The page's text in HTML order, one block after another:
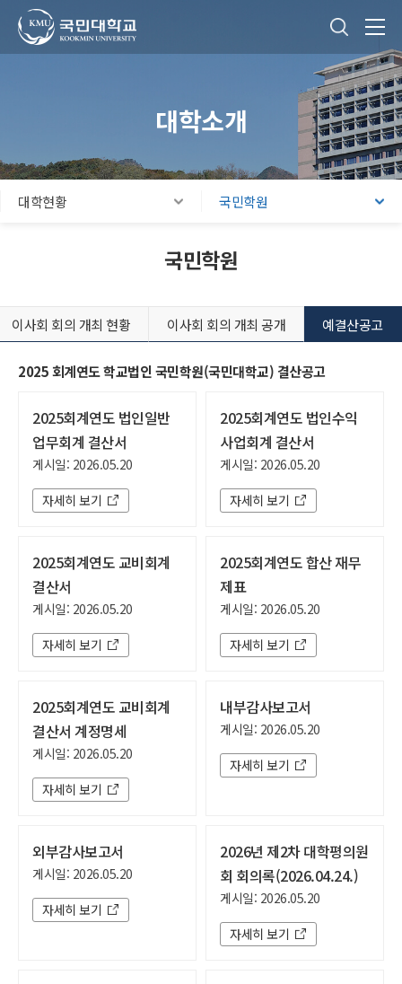
국민대학교
대학소개
대학현황 국민학원
국민학원
이사회 회의 개최 현황 이사회 회의 개최 공개 예결산공고
2025 회계연도 학교법인 국민학원(국민대학교) 결산공고
2025회계연도 법인일반
업무회계 결산서
게시일: 2026.05.20
자세히 보기
2025회계연도 법인수익
사업회계 결산서
게시일: 2026.05.20
자세히 보기
2025회계연도 교비회계
결산서
게시일: 2026.05.20
자세히 보기
2025회계연도 합산 재무
제표
게시일: 2026.05.20
자세히 보기
2025회계연도 교비회계
결산서 계정명세
게시일: 2026.05.20
자세히 보기
내부감사보고서
게시일: 2026.05.20
자세히 보기
외부감사보고서
게시일: 2026.05.20
자세히 보기
2026년 제2차 대학평의원
회 회의록(2026.04.24.)
게시일: 2026.05.20
자세히 보기